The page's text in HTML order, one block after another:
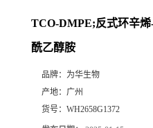
TCO-DMPE;反式环辛
酰乙醇胺
品牌： 为华生物
产地： 广州
货号： WH2658G1372